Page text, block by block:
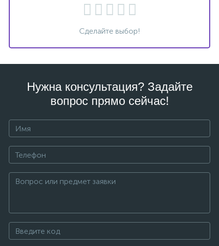
Сделайте выбор!
Нужна консультация? Задайте
вопрос прямо сейчас!